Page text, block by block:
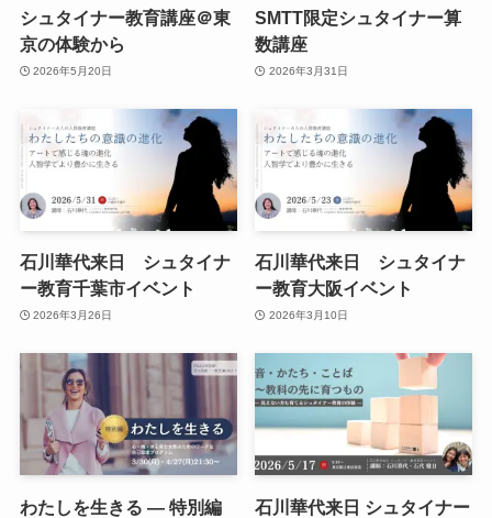
シュタイナー教育講座＠東
京の体験から
2026年5月20日
SMTT限定シュタイナー算
数講座
2026年3月31日
石川華代来日 シュタイナ
ー教育千葉市イベント
2026年3月26日
石川華代来日 シュタイナ
ー教育大阪イベント
2026年3月10日
わたしを生きる — 特別編
石川華代来日 シュタイナー